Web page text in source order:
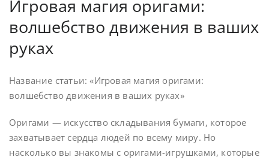
Игровая магия оригами:
волшебство движения в ваших
руках
Название статьи: «Игровая магия оригами:
волшебство движения в ваших руках»
Оригами — искусство складывания бумаги, которое
захватывает сердца людей по всему миру. Но
насколько вы знакомы с оригами-игрушками, которые